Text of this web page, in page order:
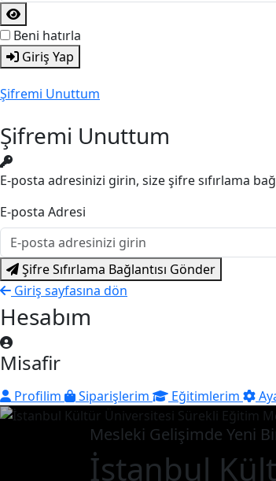
Beni hatırla
Giriş Yap
Şifremi Unuttum
Şifremi Unuttum
E-posta adresinizi girin, size şifre sıfırlama
E-posta Adresi
Şifre Sıfırlama Bağlantısı Gönder
Giriş sayfasına dön
Hesabım
Misafir
Profilim Siparişlerim Eğitimlerim
Mesleki Gelişimde Yeni
İstanbul